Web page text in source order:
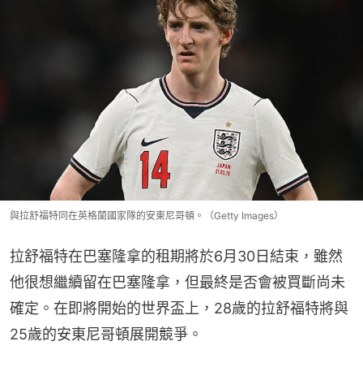
與拉舒福特同在英格蘭國家隊的安東尼哥頓。（Getty Images）
拉舒福特在巴塞隆拿的租期將於6月30日結束，雖然
他很想繼續留在巴塞隆拿，但最終是否會被買斷尚未
確定。在即將開始的世界盃上，28歲的拉舒福特將與
25歲的安東尼哥頓展開競爭。